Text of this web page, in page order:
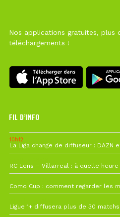
Nos applications gratuites, plus
téléchargements !
FIL D’INFO
10h12